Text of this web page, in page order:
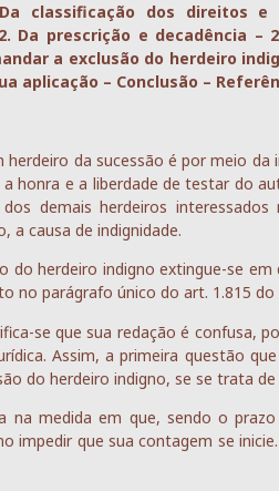
classificação dos direitos
Da prescrição e decadência –
a exclusão do herdeiro
aplicação – Conclusão –
da sucessão é por meio da
honra e a liberdade de testar do
demais herdeiros
a causa de indignidade.
do herdeiro indigno extingue-se
no parágrafo único do art. 1.815 do
se que sua redação é confusa,
Assim, a primeira questão
do herdeiro indigno, se se trata
na medida em que, sendo o
impedir que sua contagem se